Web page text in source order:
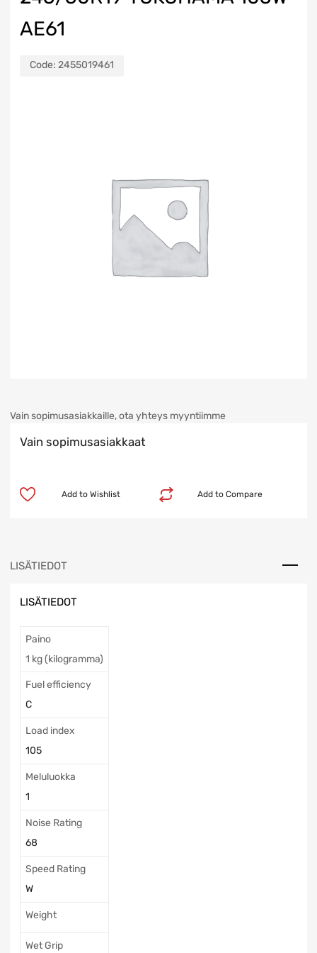
AE61
Code: 2455019461
Vain sopimusasiakkaille, ota yhteys myyntiimme
Vain sopimusasiakkaat
Add to Compare
Add to Wishlist
LISÄTIEDOT
LISÄTIEDOT
Paino
1 kg (kilogramma)
Fuel efficiency
C
Load index
105
Meluluokka
1
Noise Rating
68
Speed Rating
W
Weight
Wet Grip